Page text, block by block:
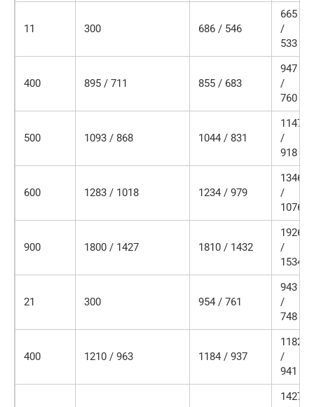
11 300 686 / 546
665
/
533
400 895 / 711 855 / 683
947
/
760
500 1093 / 868 1044 / 831
1147
/
918
600 1283 / 1018 1234 / 979
1346
/
1076
900 1800 / 1427 1810 / 1432
1926
/
1534
21 300 954 / 761
943
/
748
400 1210 / 963 1184 / 937
1182
/
941
1427